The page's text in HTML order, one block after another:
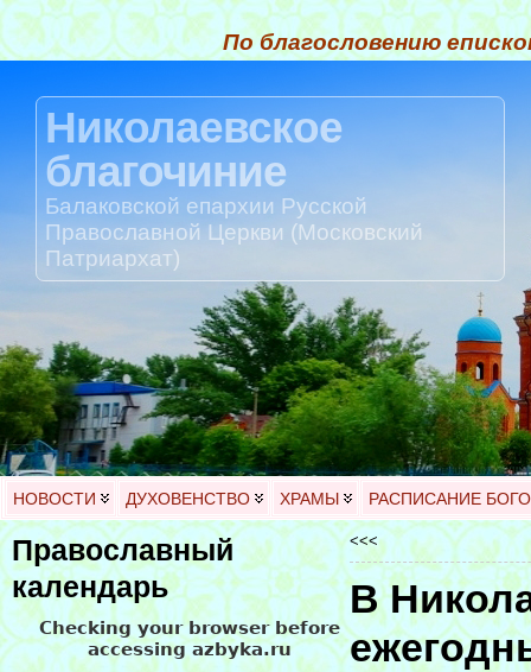
По благословению
Николаевское
благочиние
Балаковской епархии Русской
Православной Церкви (Московский
Патриархат)
НОВОСТИ ДУХОВЕНСТВО ХРАМЫ РАСПИСАНИЕ
Православный
календарь
<<<
В